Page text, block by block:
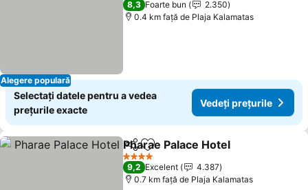
Alegere populară
8,3 Foarte bun
2.350
0.4 km faţă de Plaja Kalamatas
Selectați datele pentru a vedea
prețurile exacte
Vedeți prețurile
DistribuițiAdăugaţi la favorite
Pharae Palace Hotel
4 Stele
9,2 Excelent
4.387
0.7 km faţă de Plaja Kalamatas